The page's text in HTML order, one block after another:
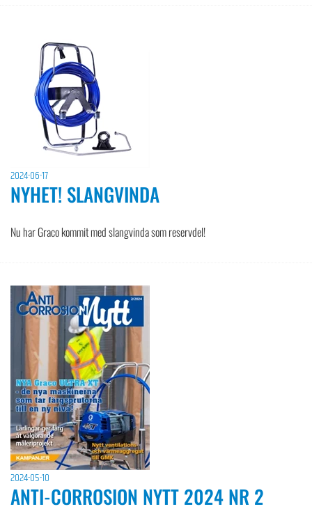
2024-06-17
NYHET! SLANGVINDA
Nu har Graco kommit med slangvinda som reservdel!
2024-05-10
ANTI-CORROSION NYTT 2024 NR 2